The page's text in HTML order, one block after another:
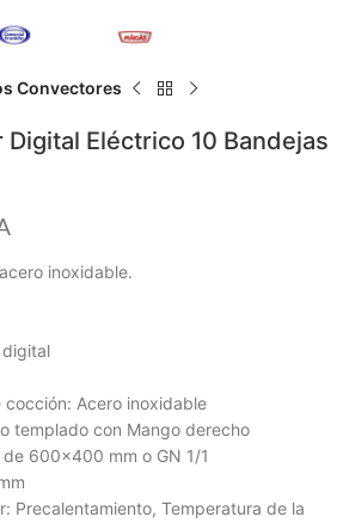
Convectores
Eléctrico 10 Bandejas
inoxidable.
Acero inoxidable
templado con Mango derecho
600×400 mm o GN 1/1
Precalentamiento, Temperatura de la